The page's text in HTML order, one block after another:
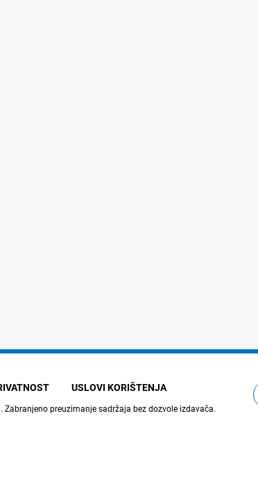
USLOVI KORIŠTENJA
Zabranjeno preuzimanje sadržaja bez dozvole izdavača.